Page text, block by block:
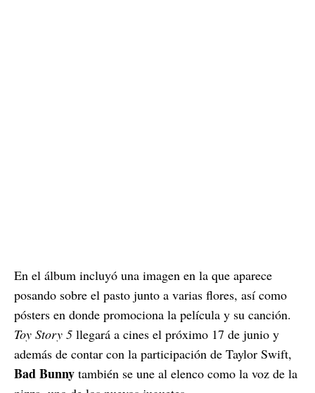
En el álbum incluyó una imagen en la que aparece
posando sobre el pasto junto a varias flores, así como
pósters en donde promociona la película y su canción.
Toy Story 5 llegará a cines el próximo 17 de junio y
además de contar con la participación de Taylor Swift,
Bad Bunny también se une al elenco como la voz de la